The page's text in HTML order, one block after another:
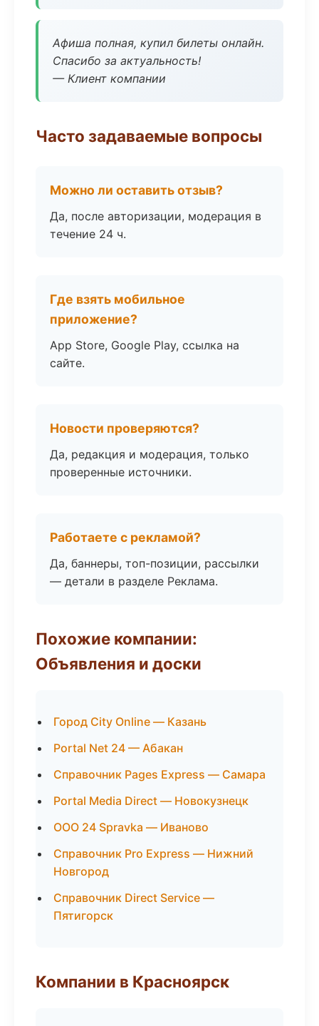
Афиша полная, купил билеты онлайн.
Спасибо за актуальность!
— Клиент компании
Часто задаваемые вопросы
Можно ли оставить отзыв?
Да, после авторизации, модерация в
течение 24 ч.
Где взять мобильное
приложение?
App Store, Google Play, ссылка на
сайте.
Новости проверяются?
Да, редакция и модерация, только
проверенные источники.
Работаете с рекламой?
Да, баннеры, топ-позиции, рассылки
— детали в разделе Реклама.
Похожие компании:
Объявления и доски
Город City Online — Казань
Portal Net 24 — Абакан
Справочник Pages Express — Самара
Portal Media Direct — Новокузнецк
ООО 24 Spravka — Иваново
Справочник Pro Express — Нижний
Новгород
Справочник Direct Service —
Пятигорск
Компании в Красноярск